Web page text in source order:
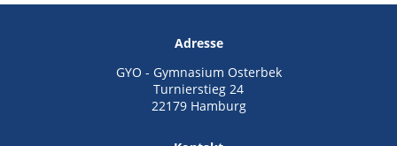
Adresse
GYO - Gymnasium Osterbek
Turnierstieg 24
22179 Hamburg